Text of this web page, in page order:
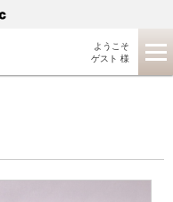
ようこそ
ゲスト 様